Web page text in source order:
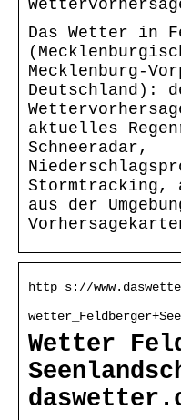
Das Wetter in
Mecklenburg-
Deutschland):
aktuelles
Schneeradar,
Stormtracking,
aus der
http s://
Wetter